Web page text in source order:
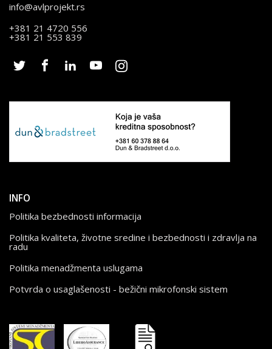
info@avlprojekt.rs
+381 21 4720 556
+381 21 553 839
INFO
Politika bezbednosti informacija
Politika kvaliteta, životne sredine i bezbednosti i zdravlja na
radu
Politika menadžmenta uslugama
Potvrda o usaglašenosti - bežični mikrofonski sistem